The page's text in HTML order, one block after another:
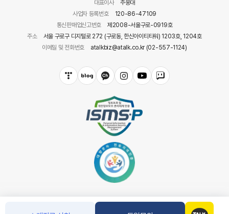
대표이사
주웅대
사업자 등록번호
120-86-47109
통신판매업신고번호
제2008-서울구로-0919호
주소
서울 구로구 디지털로 272 (구로동, 한신아이티타워) 1203호, 1204호
이메일 및 전화번호
atalkbiz@atalk.co.kr (02-557-1124)